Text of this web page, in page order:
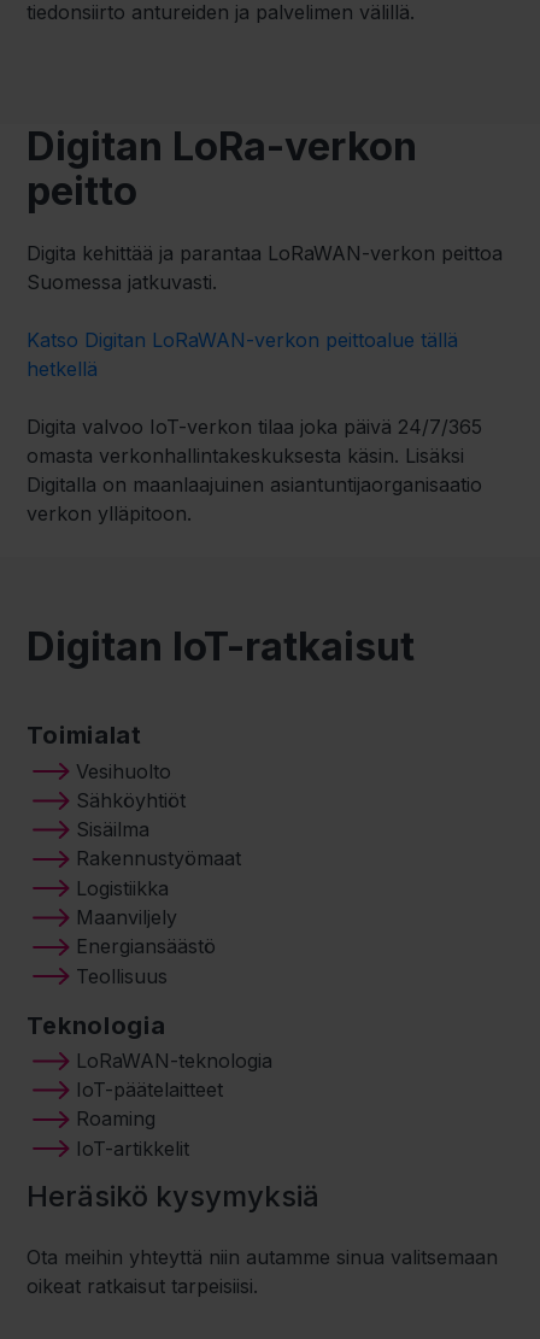
tiedonsiirto antureiden ja palvelimen välillä.
Digitan LoRa-verkon
peitto
Digita kehittää ja parantaa LoRaWAN-verkon peittoa
Suomessa jatkuvasti.
Katso Digitan LoRaWAN-verkon peittoalue tällä
hetkellä
Digita valvoo IoT-verkon tilaa joka päivä 24/7/365
omasta verkonhallintakeskuksesta käsin. Lisäksi
Digitalla on maanlaajuinen asiantuntijaorganisaatio
verkon ylläpitoon.
Digitan IoT-ratkaisut
Toimialat
Vesihuolto
Sähköyhtiöt
Sisäilma
Rakennustyömaat
Logistiikka
Maanviljely
Energiansäästö
Teollisuus
Teknologia
LoRaWAN-teknologia
IoT-päätelaitteet
Roaming
IoT-artikkelit
Heräsikö kysymyksiä
Ota meihin yhteyttä niin autamme sinua valitsemaan
oikeat ratkaisut tarpeisiisi.